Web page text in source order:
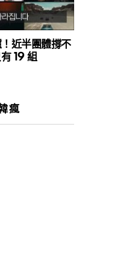
近半團體撐不
19 組
瘋